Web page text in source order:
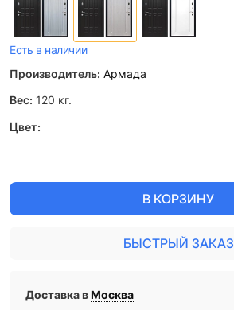
Есть в наличии
Производитель: Армада
Вес: 120 кг.
Цвет:
В КОРЗИНУ
БЫСТРЫЙ ЗАКАЗ
Доставка вМосква